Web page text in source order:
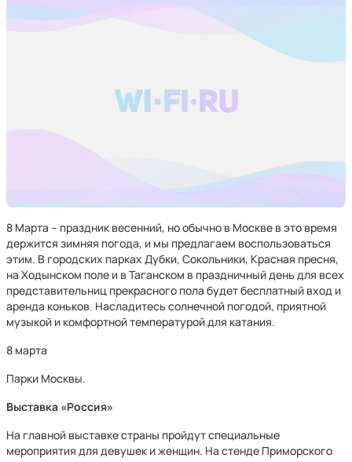
8 Марта – праздник весенний, но обычно в Москве в это время
держится зимняя погода, и мы предлагаем воспользоваться
этим. В городских парках Дубки, Сокольники, Красная пресня,
на Ходынском поле и в Таганском в праздничный день для всех
представительниц прекрасного пола будет бесплатный вход и
аренда коньков. Насладитесь солнечной погодой, приятной
музыкой и комфортной температурой для катания.
8 марта
Парки Москвы.
Выставка «Россия»
На главной выставке страны пройдут специальные
мероприятия для девушек и женщин. На стенде Приморского